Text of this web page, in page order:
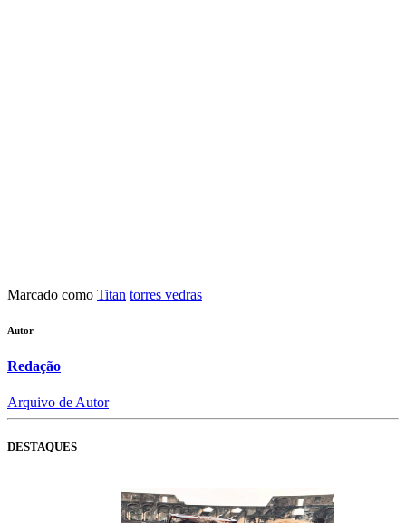
Marcado como Titan torres vedras
Autor
Redação
Arquivo de Autor
DESTAQUES